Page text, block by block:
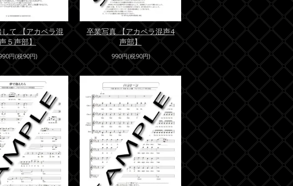
て 【アカペラ混
５声部】
円(税90円)
卒業写真 【アカペラ混声4
声部】
990円(税90円)